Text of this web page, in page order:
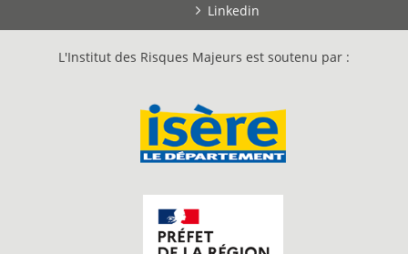
Linkedin
L'Institut des Risques Majeurs est soutenu par :